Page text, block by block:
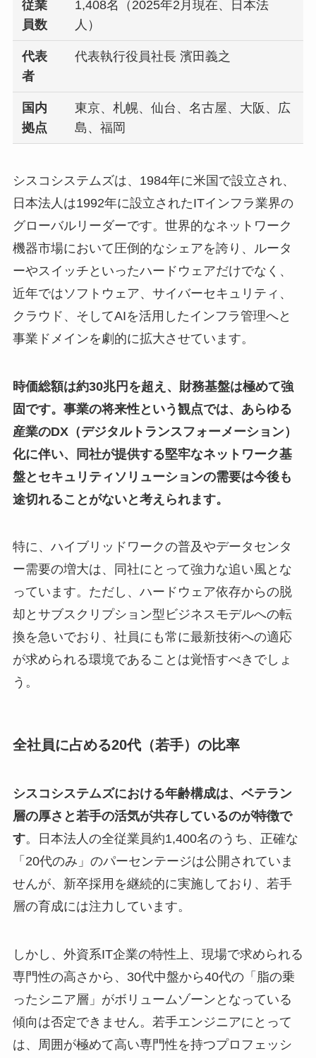
従業
員数
1,408名（2025年2月現在、日本法
人）
代表
者
代表執行役員社長 濱田義之
国内
拠点
東京、札幌、仙台、名古屋、大阪、広
島、福岡
シスコシステムズは、1984年に米国で設立され、
日本法人は1992年に設立されたITインフラ業界の
グローバルリーダーです。世界的なネットワーク
機器市場において圧倒的なシェアを誇り、ルータ
ーやスイッチといったハードウェアだけでなく、
近年ではソフトウェア、サイバーセキュリティ、
クラウド、そしてAIを活用したインフラ管理へと
事業ドメインを劇的に拡大させています。
時価総額は約30兆円を超え、財務基盤は極めて強
固です。事業の将来性という観点では、あらゆる
産業のDX（デジタルトランスフォーメーション）
化に伴い、同社が提供する堅牢なネットワーク基
盤とセキュリティソリューションの需要は今後も
途切れることがないと考えられます。
特に、ハイブリッドワークの普及やデータセンタ
ー需要の増大は、同社にとって強力な追い風とな
っています。ただし、ハードウェア依存からの脱
却とサブスクリプション型ビジネスモデルへの転
換を急いでおり、社員にも常に最新技術への適応
が求められる環境であることは覚悟すべきでしょ
う。
全社員に占める20代（若手）の比率
シスコシステムズにおける年齢構成は、ベテラン
層の厚さと若手の活気が共存しているのが特徴で
す。日本法人の全従業員約1,400名のうち、正確な
「20代のみ」のパーセンテージは公開されていま
せんが、新卒採用を継続的に実施しており、若手
層の育成には注力しています。
しかし、外資系IT企業の特性上、現場で求められる
専門性の高さから、30代中盤から40代の「脂の乗
ったシニア層」がボリュームゾーンとなっている
傾向は否定できません。若手エンジニアにとって
は、周囲が極めて高い専門性を持つプロフェッシ